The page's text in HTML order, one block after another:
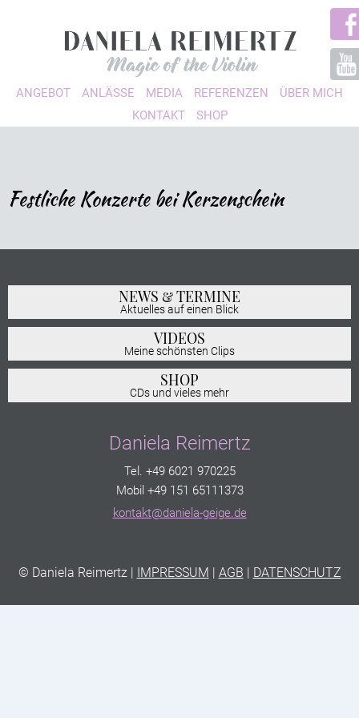
ANGEBOT ANLÄSSE MEDIA REFERENZEN
ÜBER MICH
KONTAKT
SHOP
Festliche Konzerte bei Kerzenschein
NEWS & TERMINE
Aktuelles auf einen Blick
VIDEOS
Meine schönsten Clips
SHOP
CDs und vieles mehr
Daniela Reimertz
Tel. +49 6021 970225
Mobil +49 151 65111373
kontakt@daniela-geige.de
© Daniela Reimertz | IMPRESSUM | AGB | DATENSCHUTZ